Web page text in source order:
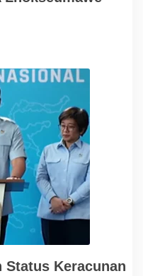
Status Keracunan